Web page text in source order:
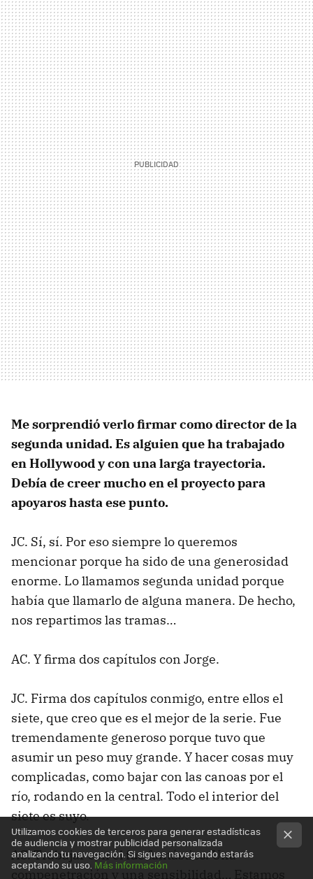
Me sorprendió verlo firmar como director de la
segunda unidad. Es alguien que ha trabajado
en Hollywood y con una larga trayectoria.
Debía de creer mucho en el proyecto para
apoyaros hasta ese punto.
JC. Sí, sí. Por eso siempre lo queremos
mencionar porque ha sido de una generosidad
enorme. Lo llamamos segunda unidad porque
había que llamarlo de alguna manera. De hecho,
nos repartimos las tramas…
AC. Y firma dos capítulos con Jorge.
JC. Firma dos capítulos conmigo, entre ellos el
siete, que creo que es el mejor de la serie. Fue
tremendamente generoso porque tuvo que
asumir un peso muy grande. Y hacer cosas muy
complicadas, como bajar con las canoas por el
río, rodando en la central. Todo el interior del
siete es suyo.
AC. Trabajar con él fue fantástico. Una
compenetración y una sensibilidad… Estamos
Utilizamos cookies de terceros para generar estadísticas
de audiencia y mostrar publicidad personalizada
analizando tu navegación. Si sigues navegando estarás
aceptando su uso. Más información